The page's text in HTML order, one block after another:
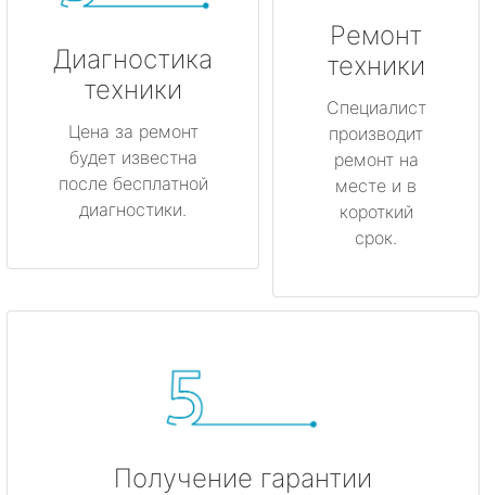
Диагностика
техники
Цена за ремонт
будет известна
после бесплатной
диагностики.
Ремонт
техники
Специалист
производит
ремонт на
месте и в
короткий
срок.
Получение гарантии